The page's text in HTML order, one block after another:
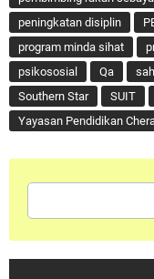
peningkatan disiplin
program minda sihat
psikososial
Qa
Southern Star
SUIT
Yayasan Pendidikan